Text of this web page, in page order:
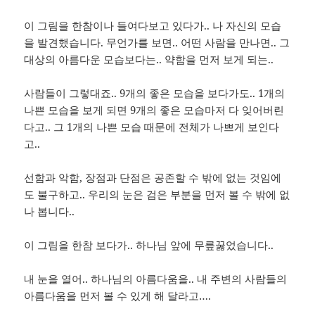
이 그림을 한참이나 들여다보고 있다가.. 나 자신의 모습
을 발견했습니다. 무언가를 보면.. 어떤 사람을 만나면.. 그
대상의 아름다운 모습보다는.. 약함을 먼저 보게 되는..
사람들이 그렇대죠.. 9개의 좋은 모습을 보다가도.. 1개의
나쁜 모습을 보게 되면 9개의 좋은 모습마저 다 잊어버린
다고.. 그 1개의 나쁜 모습 때문에 전체가 나쁘게 보인다
고..
선함과 악함, 장점과 단점은 공존할 수 밖에 없는 것임에
도 불구하고.. 우리의 눈은 검은 부분을 먼저 볼 수 밖에 없
나 봅니다..
이 그림을 한참 보다가.. 하나님 앞에 무릎꿇었습니다..
내 눈을 열어.. 하나님의 아름다움을.. 내 주변의 사람들의
아름다움을 먼저 볼 수 있게 해 달라고….